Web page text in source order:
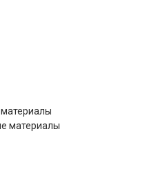
материалы